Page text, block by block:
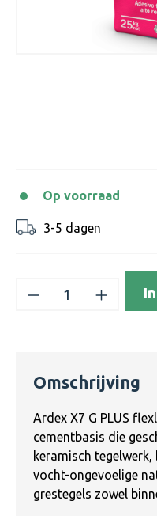
Op voorraad
3-5 dagen
Omschrijving
Ardex X7 G PLUS
cementbasis die
keramisch
vocht-ongevoelige
grestegels zowel